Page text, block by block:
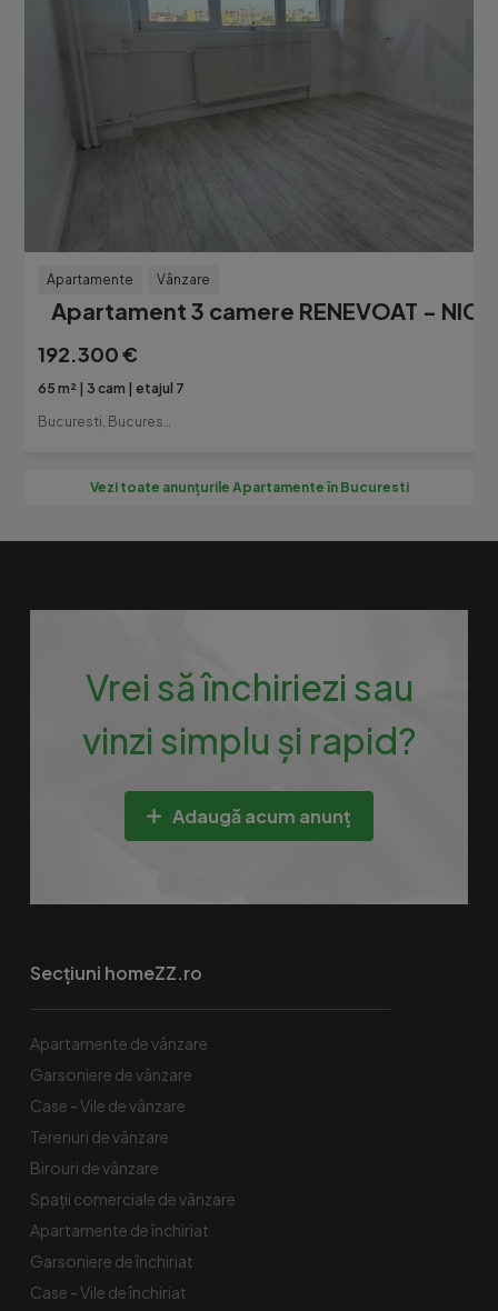
Apartamente Vânzare
Apartament 3 camere RENEVOAT -
192.300 €
65 m² 3 cam
etajul 7
Bucuresti, Bucuresti-Ilfov
Vezi toate anunțurile Apartamente în Bucuresti
Vrei să închiriezi sau
vinzi simplu și rapid?
Adaugă acum anunț
Secțiuni homeZZ.ro
Apartamente de vânzare
Garsoniere de vânzare
Case - Vile de vânzare
Terenuri de vânzare
Birouri de vânzare
Spaţii comerciale de vânzare
Apartamente de închiriat
Garsoniere de închiriat
Case - Vile de închiriat